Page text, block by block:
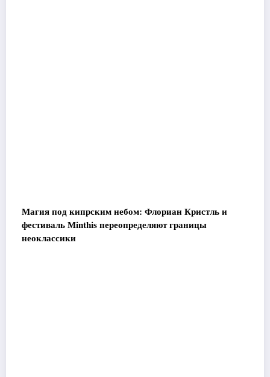
Магия под кипрским небом: Флориан Кристль и
фестиваль Minthis переопределяют границы
неоклассики